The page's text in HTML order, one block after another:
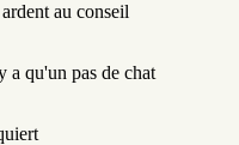
au conseil
a qu'un pas de chat